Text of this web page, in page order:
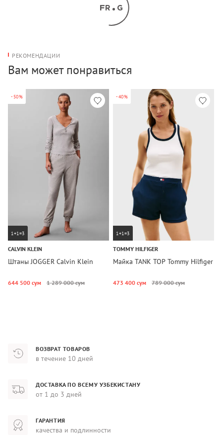
РЕКОМЕНДАЦИИ
Вам может понравиться
-50%
1+1=3
CALVIN KLEIN
Штаны JOGGER Calvin Klein
644 500 сум 1 289 000 сум
-40%
1+1=3
TOMMY HILFIGER
Майка TANK TOP Tommy Hilfiger
473 400 сум 789 000 сум
ВОЗВРАТ ТОВАРОВ
в течение 10 дней
ДОСТАВКА ПО ВСЕМУ УЗБЕКИСТАНУ
от 1 до 3 дней
ГАРАНТИЯ
качества и подлинности